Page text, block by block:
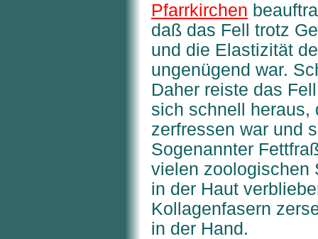
Pfarrkirchen
daß das Fell trotz
und die Elastizität
ungenügend war.
Daher reiste das
sich schnell heraus,
zerfressen war und
Sogenannter
vielen zoologischen
in der Haut
Kollagenfasern
in der Hand.